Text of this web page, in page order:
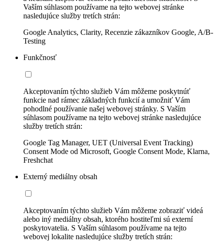
Vaším súhlasom používame na tejto webovej stránke
nasledujúce služby tretích strán:
Google Analytics, Clarity, Recenzie zákazníkov Google, A/B-
Testing
Funkčnosť
Akceptovaním týchto služieb Vám môžeme poskytnúť
funkcie nad rámec základných funkcií a umožniť Vám
pohodlné používanie našej webovej stránky. S Vaším
súhlasom používame na tejto webovej stránke nasledujúce
služby tretích strán:
Google Tag Manager, UET (Universal Event Tracking)
Consent Mode od Microsoft, Google Consent Mode, Klarna,
Freshchat
Externý mediálny obsah
Akceptovaním týchto služieb Vám môžeme zobraziť videá
alebo iný mediálny obsah, ktorého hostiteľmi sú externí
poskytovatelia. S Vaším súhlasom používame na tejto
webovej lokalite nasledujúce služby tretích strán: